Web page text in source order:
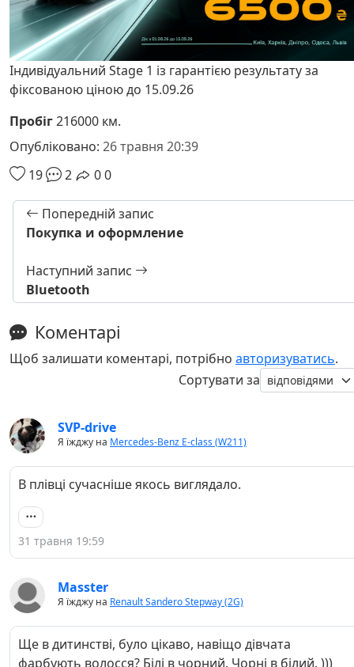
Індивідуальний Stage 1 із гарантією результату за
фіксованою ціною до 15.09.26
Пробіг216000 км.
Опубліковано: 26 травня 20:39
19
2 00
Попередній запис
Покупка и оформление
Наступний запис
Bluetooth
Коментарі
Щоб залишати коментарі, потрібно авторизуватись.
Сортувати за
SVP-drive
Я їжджу на Mercedes-Benz E-class (W211)
В плівці сучасніше якось виглядало.
31 травня 19:59
Masster
Я їжджу на Renault Sandero Stepway (2G)
Ще в дитинстві, було цікаво, навіщо дівчата
фарбують волосся? Білі в чорний. Чорні в білий. )))